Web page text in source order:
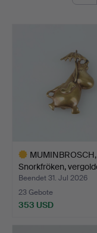
MUMINBROSCH,
Snorkfröken,
Mess…
Beendet 31. Jul 2026
23 Gebote
353 USD